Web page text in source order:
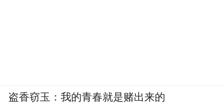
盗香窃玉：我的青春就是赌出来的